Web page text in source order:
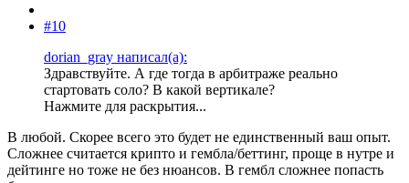
#10
dorian_gray написал(а):
Здравствуйте. А где тогда в арбитраже реально
стартовать соло? В какой вертикале?
Нажмите для раскрытия...
В любой. Скорее всего это будет не единственный ваш опыт.
Сложнее считается крипто и гембла/беттинг, проще в нутре и
дейтинге но тоже не без нюансов. В гембл сложнее попасть